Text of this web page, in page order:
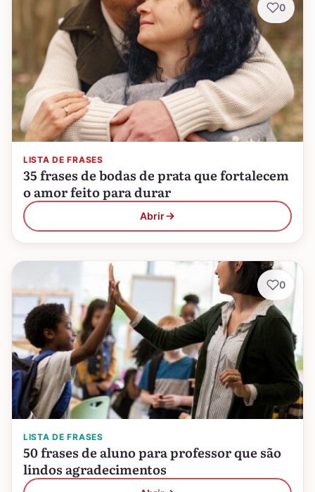
LISTA DE FRASES
35 frases de bodas de prata que fortalecem
o amor feito para durar
Abrir
0
LISTA DE FRASES
50 frases de aluno para professor que são
lindos agradecimentos
0